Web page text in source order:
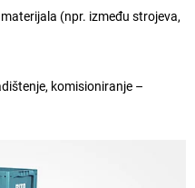
(npr. između strojeva,
komisioniranje –